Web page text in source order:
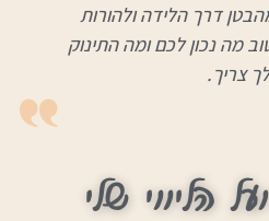
דרך הלידה ולהורות
מה נכון לכם ומה התינוק
צריך.
הליווי שלי